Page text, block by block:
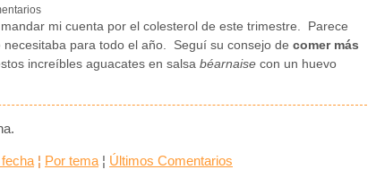
mi cuenta por el colesterol de este trimestre. Parece
para todo el año. Seguí su consejo de comer más
increíbles aguacates en salsa béarnaise con un huevo
¦ Por tema¦ Últimos Comentarios